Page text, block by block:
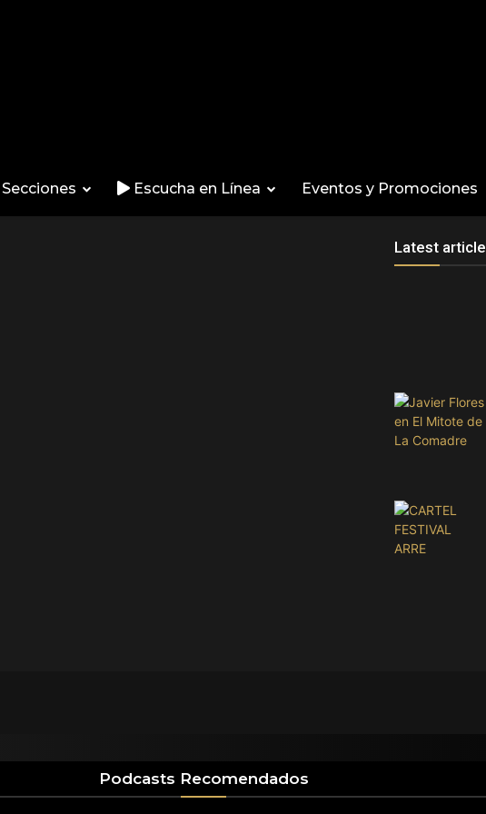
Secciones Escucha en Línea Eventos y Promociones
Latest article
Podcasts Recomendados